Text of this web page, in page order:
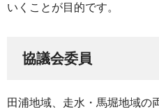
いくことが目的です。
協議会委員
田浦地域、走水・馬堀地域の